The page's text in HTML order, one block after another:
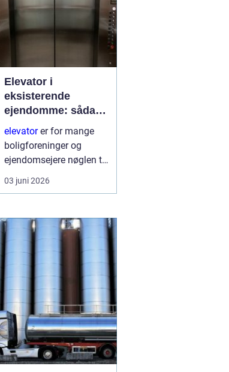
Elevator i
eksisterende
ejendomme: sådan
skaber du
tilgængelighed og
merværdi
elevatorer for mange
boligforeninger og
ejendomsejere nøglen til
både bedre
tilgængelighed og en
ejendomsværdi. Når en
ældre opgang får
instal...
03 juni 2026